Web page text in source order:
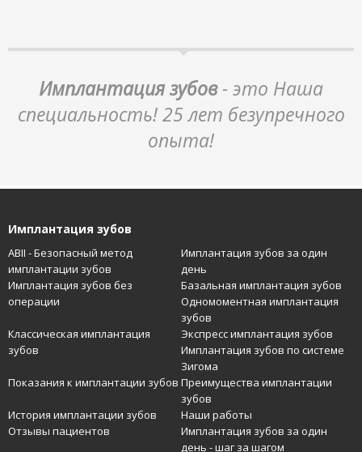
Имплантация зубов- это Наша
специальность! 25 лет безупречного
опыта!
Имплантация зубов
ABII - Безопасный метод
имплантации зубов
Имплантация зубов за один
день
Имплантация зубов без
операции
Базальная имплантация зубов
Одномоментная имплантация
зубов
Классическая имплантация
зубов
Экспресс имплантация зубов
Имплантация зубов по системе
Зигома
Показания к имплантации зубов Преимущества имплантации
зубов
История имплантации зубов
Наши работы
Отзывы пациентов
Имплантация зубов за один
день - шаг за шагом